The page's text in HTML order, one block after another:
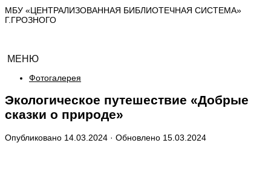
МБУ «ЦЕНТРАЛИЗОВАННАЯ БИБЛИОТЕЧНАЯ СИСТЕМА»
Г.ГРОЗНОГО
МЕНЮ
Фотогалерея
Экологическое путешествие «Добрые
сказки о природе»
Опубликовано 14.03.2024 · Обновлено 15.03.2024